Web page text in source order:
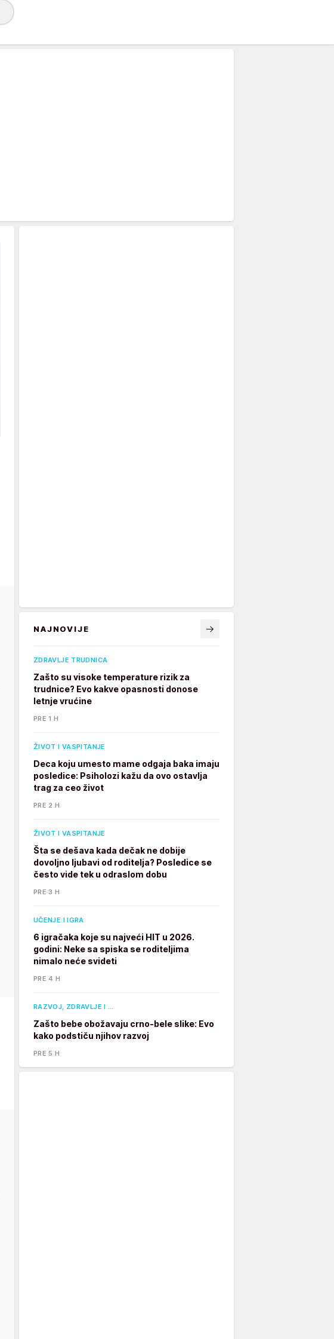
NAJNOVIJE
ZDRAVLJE TRUDNICA
Zašto su visoke temperature rizik za
trudnice? Evo kakve opasnosti donose
letnje vrućine
PRE 1 H
ŽIVOT I VASPITANJE
Deca koju umesto mame odgaja baka imaju
posledice: Psiholozi kažu da ovo ostavlja
trag za ceo život
PRE 2 H
ŽIVOT I VASPITANJE
Šta se dešava kada dečak ne dobije
dovoljno ljubavi od roditelja? Posledice se
često vide tek u odraslom dobu
PRE 3 H
UČENJE I IGRA
6 igračaka koje su najveći HIT u 2026.
godini: Neke sa spiska se roditeljima
nimalo neće svideti
PRE 4 H
RAZVOJ, ZDRAVLJE I …
Zašto bebe obožavaju crno-bele slike: Evo
kako podstiču njihov razvoj
PRE 5 H